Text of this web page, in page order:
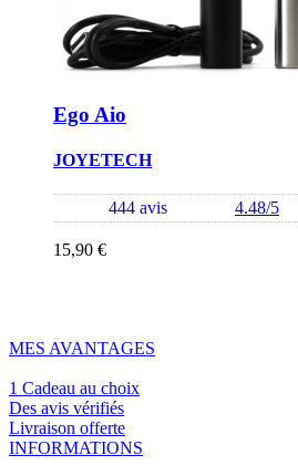
Ego Aio
JOYETECH
444 avis 4.48/5
15,90 €
MES AVANTAGES
1 Cadeau au choix
Des avis vérifiés
Livraison offerte
INFORMATIONS